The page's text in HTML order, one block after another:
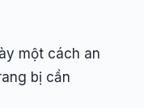
một cách an
bị cần